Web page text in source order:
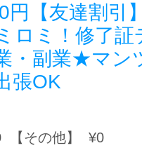
円【友達割引
ロミ！修了
・副業★マン
張OK
【その他】 ¥0